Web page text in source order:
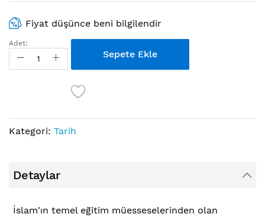
Fiyat düşünce beni bilgilendir
Adet:
Sepete Ekle
Kategori: Tarih
Detaylar
İslam'ın temel eğitim müesseselerinden olan